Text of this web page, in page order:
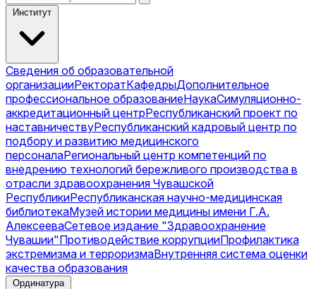
Институт
Сведения об образовательной
организацииРекторатКафедрыДополнительное
профессиональное образованиеНаукаСимуляционно-
аккредитационный центрРеспубликанский проект по
наставничествуРеспубликанский кадровый центр по
подбору и развитию медицинского
персоналаРегиональный центр компетенций по
внедрению технологий бережливого производства в
отрасли здравоохранения Чувашской
РеспубликиРеспубликанская научно-медицинская
библиотекаМузей истории медицины имени Г.А.
АлексееваСетевое издание "Здравоохранение
Чувашии"Противодействие коррупцииПрофилактика
экстремизма и терроризмаВнутренняя система оценки
качества образования
Ординатура